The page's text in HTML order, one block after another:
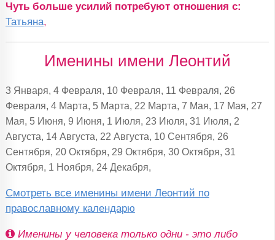
Чуть больше усилий потребуют отношения с:
Татьяна,
Именины имени Леонтий
3 Января, 4 Февраля, 10 Февраля, 11 Февраля, 26
Февраля, 4 Марта, 5 Марта, 22 Марта, 7 Мая, 17 Мая, 27
Мая, 5 Июня, 9 Июня, 1 Июля, 23 Июля, 31 Июля, 2
Августа, 14 Августа, 22 Августа, 10 Сентября, 26
Сентября, 20 Октября, 29 Октября, 30 Октября, 31
Октября, 1 Ноября, 24 Декабря,
Смотреть все именины имени Леонтий по
православному календарю
Именины у человека только одни - это либо